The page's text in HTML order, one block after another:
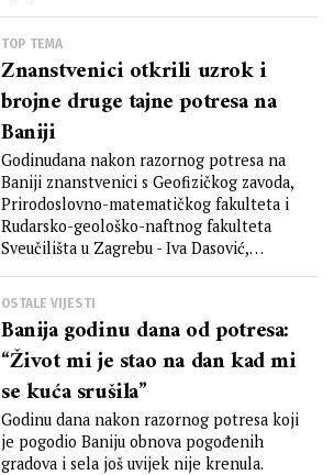
TOP TEMA
Znanstvenici otkrili uzrok i
brojne druge tajne potresa na
Baniji
Godinudana nakon razornog potresa na
Baniji znanstvenici s Geofizičkog zavoda,
Prirodoslovno-matematičkog fakulteta i
Rudarsko-geološko-naftnog fakulteta
Sveučilišta u Zagrebu - Iva Dasović,
OSTALE VIJESTI
Banija godinu dana od potresa:
“Život mi je stao na dan kad mi
se kuća srušila”
Godinu dana nakon razornog potresa koji
je pogodio Baniju obnova pogođenih
gradova i sela još uvijek nije krenula.